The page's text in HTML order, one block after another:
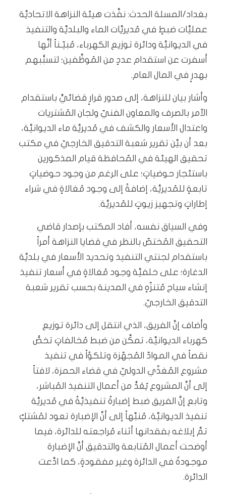
بغداد/المسلة الحدث: نفَّذت هيئة النزاهة الاتحاديَّة
عمليَّات ضبطٍ في مُديريَّات الماء والبلديَّة والتنفيذ
في الديوانيَّة ودائرة توزيع الكهرباء، مُبيّـناً أنَّها
أسفرت عن استقدام عددٍ من المُوظَّفين؛ لتسبُّبهم
بهدرٍ في المال العام.
وأشار بيان للنزاهة، إلى صدور قرارٍ قضائيٍّ باستقدام
الآمر بالصرف والمعاون الفنيّ ولجان المُشتريات
واعتدال الأسعار والكشف في مُديريَّة ماء الديوانيَّة،
بعد أن بيَّن تقرير شعبة التدقيق الخارجيّ في مكتب
تحقيق الهيئة في المُحافظة قيام المذكورين
باستئجار حوضياتٍ؛ على الرغم من وجود حوضياتٍ
تابعةٍ للمُديريَّة، إضافةً إلى وجود مُغالاةٍ في شراء
إطاراتٍ وتجهيز زيوتٍ للمُديريَّة.
وفي السياق نفسه، أفاد المكتب بإصدار قاضي
التحقيق المُختصّ بالنظر في قضايا النزاهة أمراً
باستقدام لجنتي التنفيذ وتحديد الأسعار في بلديَّة
الدغارة؛ على خلفيَّة وجود مُغالاةٍ في أسعار تنفيذ
إنشاء سياج مُتنزّهٍ في المدينة بحسب تقرير شعبة
التدقيق الخارجيّ.
وأضاف إنَّ الفريق، الذي انتقل إلى دائرة توزيع
كهرباء الديوانيَّة، تمكَّن من ضبط مُخالفاتٍ تخصُّ
نقصاً في الموادّ المُجهّزة وتلكؤاً في تنفيذ
مشروع المُغذّي الدوليّ في قضاء الحمزة، لافتاً
إلى أنَّ المشروع يُعَدُّ من أعمال التنفيذ المُباشر،
وتابع إنَّ الفريق ضبط إضبارةً تنفيذيَّةً في مُديريَّة
تنفيذ الديوانيَّة، مُنبِّهاً إلى أنَّ الإضبارة تعود لمُشتكٍ
تمَّ إبلاغه بفقدانها أثناء مُراجعته للدائرة، فيما
أوضحت أعمال المُتابعة والتدقيق أنَّ الإضبارة
موجودةٌ في الدائرة وغير مفقودةٍ، كما ادَّعت
الدائرة.